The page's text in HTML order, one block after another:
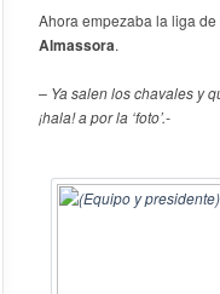
Ahora empezaba la liga
Almassora.
– Ya salen los chavales y
¡hala! a por la ‘foto’.-